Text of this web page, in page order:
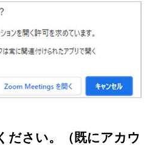
ださい。（既にアカウ